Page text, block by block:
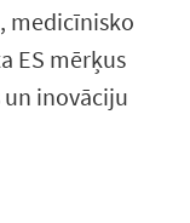
medicīnisko
ES mērķus
inovāciju